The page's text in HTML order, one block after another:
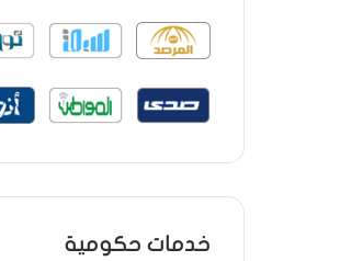
خدمات حكومية